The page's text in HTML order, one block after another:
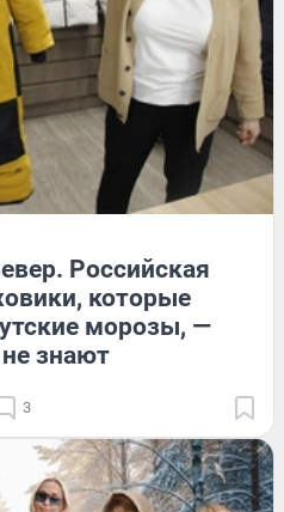
Российская
которые
морозы, —
знают
3